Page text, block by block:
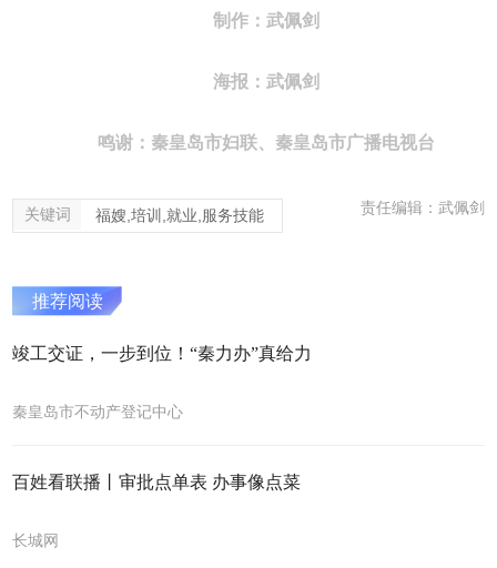
制作：武佩剑
海报：武佩剑
鸣谢：秦皇岛市妇联、秦皇岛市广播电视台
关键词 福嫂,培训,就业,服务技能 责任编辑：武佩剑
推荐阅读
竣工交证，一步到位！“秦力办”真给力
秦皇岛市不动产登记中心
​百姓看联播丨审批点单表 办事像点菜
长城网